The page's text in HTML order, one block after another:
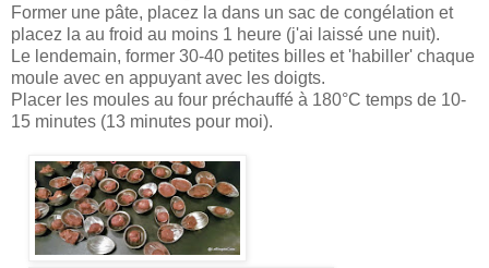
Former une pâte, placez la dans un sac de congélation et
placez la au froid au moins 1 heure (j'ai laissé une nuit).
Le lendemain, former 30-40 petites billes et 'habiller' chaque
moule avec en appuyant avec les doigts.
Placer les moules au four préchauffé à 180°C temps de 10-
15 minutes (13 minutes pour moi).